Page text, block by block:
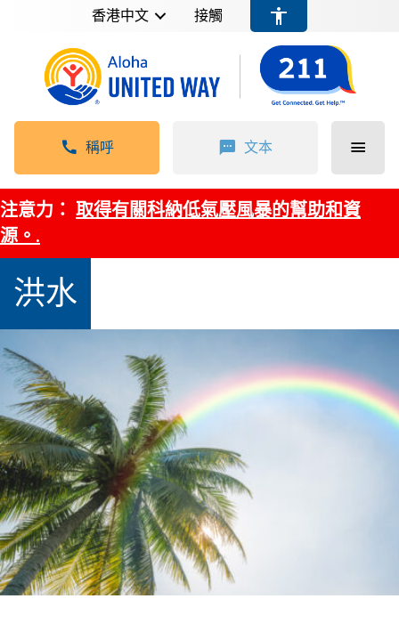
香港中文 接觸
稱呼 文本
注意力： 取得有關科納低氣壓風暴的幫助和資
源。.
洪水